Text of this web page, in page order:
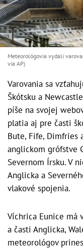
Meteorológovia vydali
via AP)
Varovania sa
Škótsku a
píše na svojej
platia aj pre časti
Bute, Fife, Dimfries
anglickom grófstve
Severnom Írsku. V
Anglicka a
vlakové spojenia.
Víchrica Eunice má
a časti Anglicka,
meteorológov